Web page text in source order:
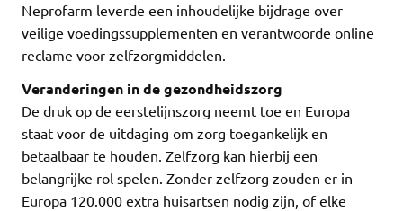
Neprofarm leverde een inhoudelijke bijdrage over
veilige voedingssupplementen en verantwoorde online
reclame voor zelfzorgmiddelen.
Veranderingen in de gezondheidszorg
De druk op de eerstelijnszorg neemt toe en Europa
staat voor de uitdaging om zorg toegankelijk en
betaalbaar te houden. Zelfzorg kan hierbij een
belangrijke rol spelen. Zonder zelfzorg zouden er in
Europa 120.000 extra huisartsen nodig zijn, of elke